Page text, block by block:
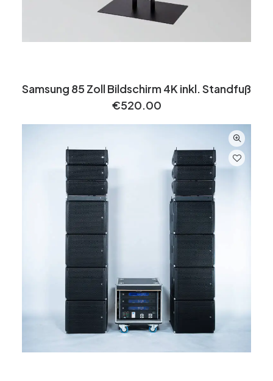
Samsung 85 Zoll Bildschirm 4K inkl. Standfuß
€520.00